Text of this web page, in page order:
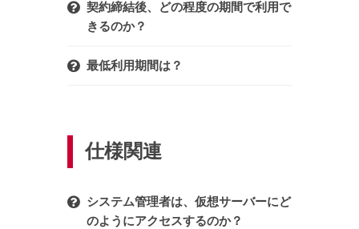
契約締結後、どの程度の期間で利用で
きるのか？
最低利用期間は？
仕様関連
システム管理者は、仮想サーバーにど
のようにアクセスするのか？